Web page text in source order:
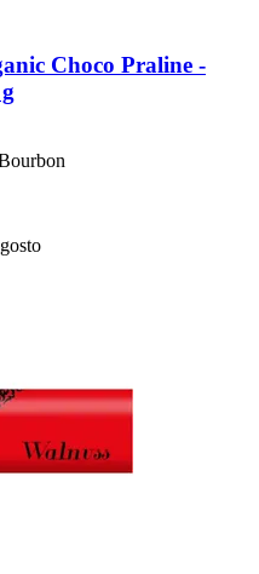
Choco Praline -​